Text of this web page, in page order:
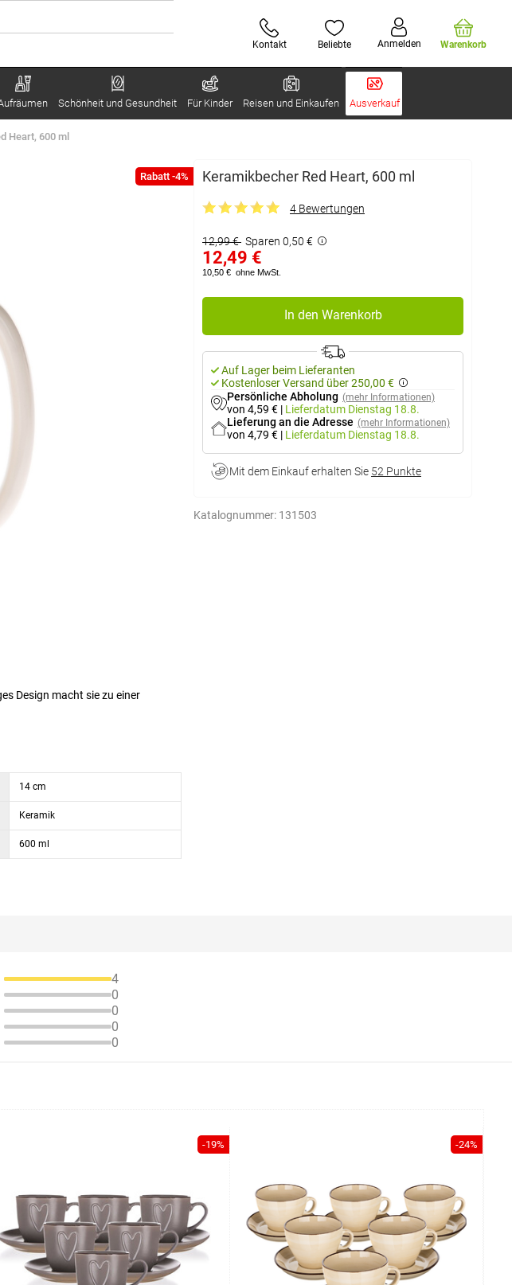
Kontakt Beliebte Anmelden Warenkorb
Schönheit und Gesundheit Für Kinder Reisen und Einkaufen Ausverkauf
Heart, 600 ml
Rabatt -4% Keramikbecher Red Heart, 600 ml
4 Bewertungen
12,99 € Sparen 0,50 €
12,49 €
10,50 € ohne MwSt.
In den Warenkorb
Auf Lager beim Lieferanten
Kostenloser Versand über 250,00 €
Persönliche Abholung (mehr Informationen)
von 4,59 € | Lieferdatum Dienstag 18.8.
Lieferung an die Adresse (mehr Informationen)
von 4,79 € | Lieferdatum Dienstag 18.8.
Mit dem Einkauf erhalten Sie 52 Punkte
Katalognummer: 131503
Design macht sie zu einer
14 cm
Keramik
600 ml
4
0
0
0
0
-19% -24%